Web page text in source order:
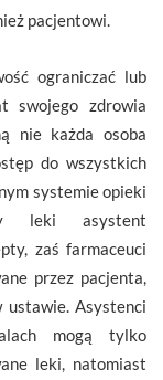
pacjentowi.
ograniczać lub
swojego zdrowia
nie każda osoba
do wszystkich
systemie opieki
leki asystent
zaś farmaceuci
przez pacjenta,
ustawie. Asystenci
mogą tylko
leki, natomiast